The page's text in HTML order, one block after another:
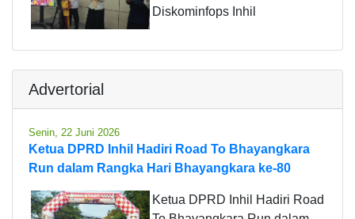
Diskominfops Inhil
Advertorial
Senin, 22 Juni 2026
Ketua DPRD Inhil Hadiri Road To Bhayangkara
Run dalam Rangka Hari Bhayangkara ke-80
Ketua DPRD Inhil Hadiri Road